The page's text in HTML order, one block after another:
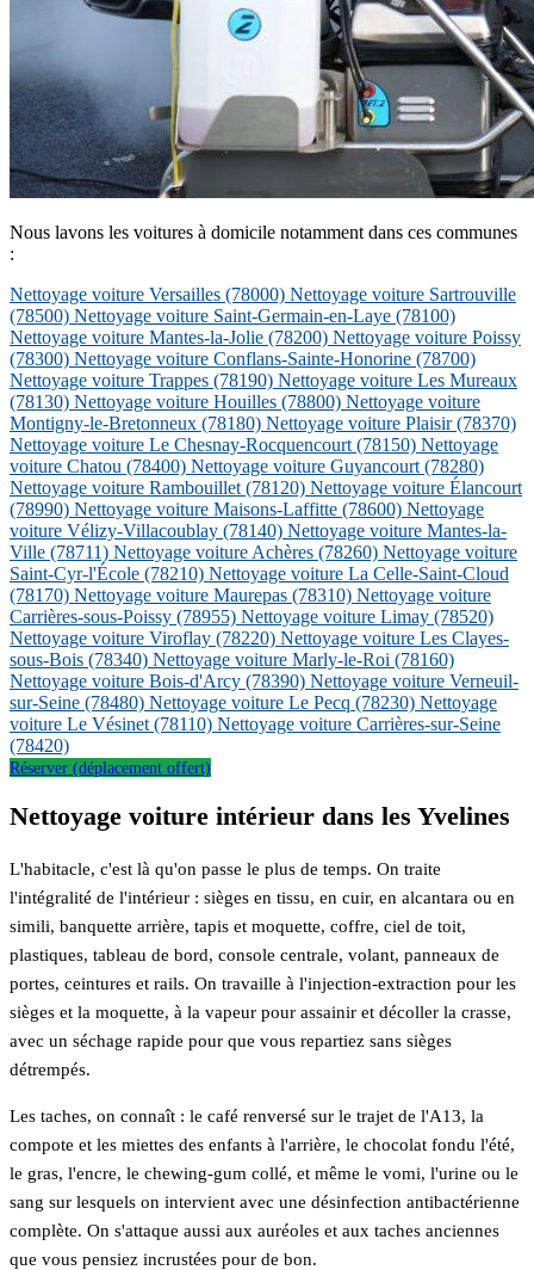
Nous lavons les voitures à domicile notamment dans ces communes
:
Nettoyage voiture Versailles (78000) Nettoyage voiture Sartrouville
(78500) Nettoyage voiture Saint-Germain-en-Laye (78100)
Nettoyage voiture Mantes-la-Jolie (78200) Nettoyage voiture Poissy
(78300) Nettoyage voiture Conflans-Sainte-Honorine (78700)
Nettoyage voiture Trappes (78190) Nettoyage voiture Les Mureaux
(78130) Nettoyage voiture Houilles (78800) Nettoyage voiture
Montigny-le-Bretonneux (78180) Nettoyage voiture Plaisir(78370)
Nettoyage voiture Le Chesnay-Rocquencourt(78150) Nettoyage
voiture Chatou (78400) Nettoyage voiture Guyancourt(78280)
Nettoyage voiture Rambouillet(78120) Nettoyage voiture Élancourt
(78990) Nettoyage voiture Maisons-Laffitte (78600) Nettoyage
voiture Vélizy-Villacoublay (78140) Nettoyage voiture Mantes-la-
Ville (78711) Nettoyage voiture Achères (78260) Nettoyage voiture
Saint-Cyr-l'École (78210) Nettoyage voiture La Celle-Saint-Cloud
(78170) Nettoyage voiture Maurepas (78310) Nettoyage voiture
Carrières-sous-Poissy (78955) Nettoyage voiture Limay (78520)
Nettoyage voiture Viroflay (78220) Nettoyage voiture Les Clayes-
sous-Bois (78340) Nettoyage voiture Marly-le-Roi (78160)
Nettoyage voiture Bois-d'Arcy (78390) Nettoyage voiture Verneuil-
sur-Seine (78480) Nettoyage voiture Le Pecq (78230) Nettoyage
voiture Le Vésinet(78110) Nettoyage voiture Carrières-sur-Seine
(78420)
Réserver (déplacement offert)
Nettoyage voiture intérieur dans les Yvelines
L'habitacle, c'est là qu'on passe le plus de temps. On traite
l'intégralité de l'intérieur : sièges en tissu, en cuir, en alcantara ou en
simili, banquette arrière, tapis et moquette, coffre, ciel de toit,
plastiques, tableau de bord, console centrale, volant, panneaux de
portes, ceintures et rails. On travaille à l'injection-extraction pour les
sièges et la moquette, à la vapeur pour assainir et décoller la crasse,
avec un séchage rapide pour que vous repartiez sans sièges
détrempés.
Les taches, on connaît : le café renversé sur le trajet de l'A13, la
compote et les miettes des enfants à l'arrière, le chocolat fondu l'été,
le gras, l'encre, le chewing-gum collé, et même le vomi, l'urine ou le
sang sur lesquels on intervient avec une désinfection antibactérienne
complète. On s'attaque aussi aux auréoles et aux taches anciennes
que vous pensiez incrustées pour de bon.